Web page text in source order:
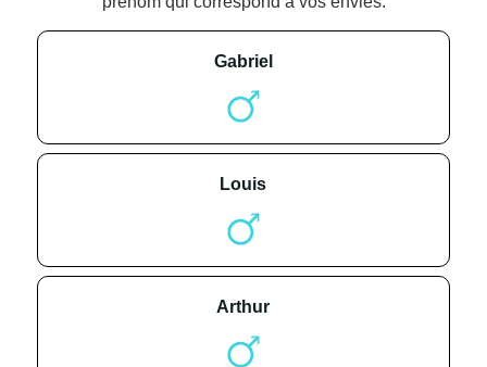
gabriel
louis
arthur